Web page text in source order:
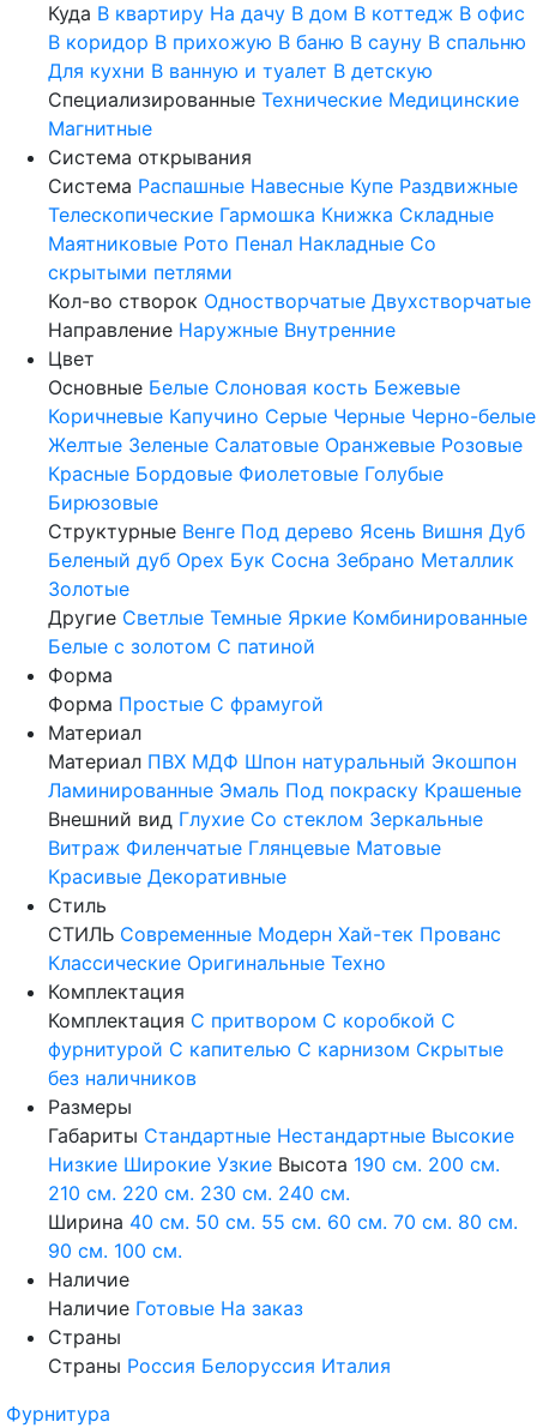
Куда В квартиру На дачу В дом В коттедж В офис
В коридор В прихожую В баню В сауну В спальню
Для кухни В ванную и туалет В детскую
Специализированные Технические Медицинские
Магнитные
Система открывания
Система Распашные Навесные Купе Раздвижные
Телескопические Гармошка Книжка Складные
Маятниковые Рото Пенал Накладные Со
скрытыми петлями
Кол-во створок Одностворчатые Двухстворчатые
Направление Наружные Внутренние
Цвет
Основные Белые Слоновая кость Бежевые
Коричневые Капучино Серые Черные Черно-белые
Желтые Зеленые Салатовые Оранжевые Розовые
Красные Бордовые Фиолетовые Голубые
Бирюзовые
Структурные Венге Под дерево Ясень Вишня Дуб
Беленый дуб Орех Бук Сосна Зебрано Металлик
Золотые
Другие Светлые Темные Яркие Комбинированные
Белые с золотом С патиной
Форма
Форма Простые С фрамугой
Материал
Материал ПВХ МДФ Шпон натуральный Экошпон
Ламинированные Эмаль Под покраску Крашеные
Внешний вид Глухие Со стеклом Зеркальные
Витраж Филенчатые Глянцевые Матовые
Красивые Декоративные
Стиль
СТИЛЬ Современные Модерн Хай-тек Прованс
Классические Оригинальные Техно
Комплектация
Комплектация С притвором С коробкой С
фурнитурой С капителью С карнизом Скрытые
без наличников
Размеры
Габариты Стандартные Нестандартные Высокие
Низкие Широкие Узкие Высота 190 см. 200 см.
210 см. 220 см. 230 см. 240 см.
Ширина 40 см. 50 см. 55 см. 60 см. 70 см. 80 см.
90 см. 100 см.
Наличие
Наличие Готовые На заказ
Страны
Страны Россия Белоруссия Италия
Фурнитура